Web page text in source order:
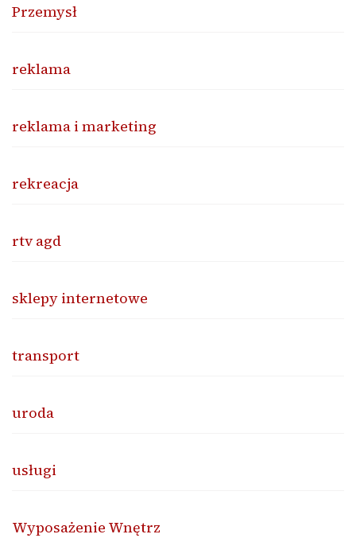
Przemysł
reklama
reklama i marketing
rekreacja
rtv agd
sklepy internetowe
transport
uroda
usługi
Wyposażenie Wnętrz